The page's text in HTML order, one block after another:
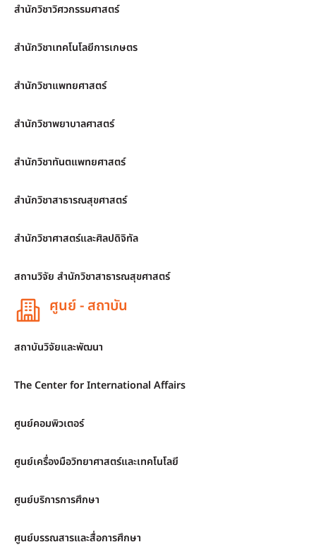
สำนักวิชาวิศวกรรมศาสตร์
สำนักวิชาเทคโนโลยีการเกษตร
สำนักวิชาแพทยศาสตร์
สำนักวิชาพยาบาลศาสตร์
สำนักวิชาทันตแพทยศาสตร์
สำนักวิชาสาธารณสุขศาสตร์
สำนักวิชาศาสตร์และศิลปดิจิทัล
สถานวิจัย สำนักวิชาสาธารณสุขศาสตร์
ศูนย์ - สถาบัน
สถาบันวิจัยและพัฒนา
The Center for International Affairs
ศูนย์คอมพิวเตอร์
ศูนย์เครื่องมือวิทยาศาสตร์และเทคโนโลยี
ศูนย์บริการการศึกษา
ศูนย์บรรณสารและสื่อการศึกษา